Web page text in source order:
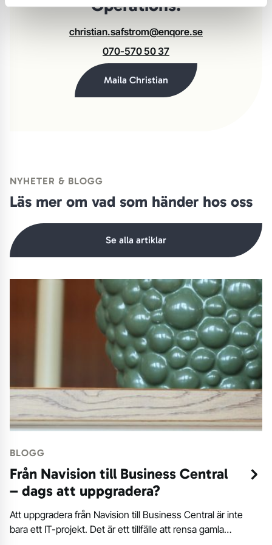
Operations!
christian.safstrom@enqore.se
070-570 50 37
Maila Christian
NYHETER & BLOGG
Läs mer om vad som händer hos oss
Se alla artiklar
BLOGG
Från Navision till Business Central
– dags att uppgradera?
Att uppgradera från Navision till Business Central är inte
bara ett IT-projekt. Det är ett tillfälle att rensa gamla…